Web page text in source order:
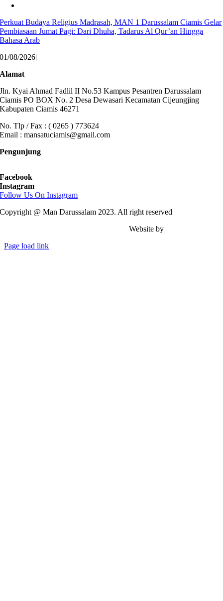
Perkuat Budaya Religius Madrasah, MAN 1 Darussalam Ciamis Gelar
Pembiasaan Jumat Pagi: Dari Dhuha, Tadarus Al Qur’an Hingga
Bahasa Arab
01/08/2026|
Alamat
Jln. Kyai Ahmad Fadlil II No.53 Kampus Pesantren Darussalam
Ciamis PO BOX No. 2 Desa Dewasari Kecamatan Cijeungjing
Kabupaten Ciamis 46271
No. Tlp / Fax : ( 0265 ) 773624
Email : mansatuciamis@gmail.com
Pengunjung
Facebook
Instagram
Follow Us On Instagram
Copyright @ Man Darussalam 2023. All right reserved
Website by
Page load link